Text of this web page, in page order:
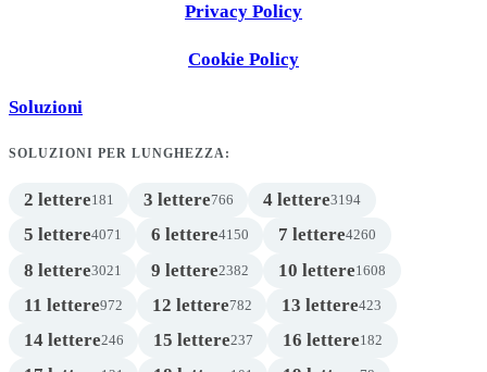
Privacy Policy
Cookie Policy
Soluzioni
SOLUZIONI PER LUNGHEZZA:
2 lettere181 3 lettere766 4 lettere3194
5 lettere4071 6 lettere4150 7 lettere4260
8 lettere3021 9 lettere2382 10 lettere1608
11 lettere972 12 lettere782 13 lettere423
14 lettere246 15 lettere237 16 lettere182